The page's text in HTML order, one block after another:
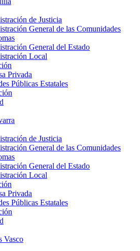
de Justicia
General de las Comunidades
General del Estado
Local
Privada
Públicas Estatales
de Justicia
General de las Comunidades
General del Estado
Local
Privada
Públicas Estatales
Vasco